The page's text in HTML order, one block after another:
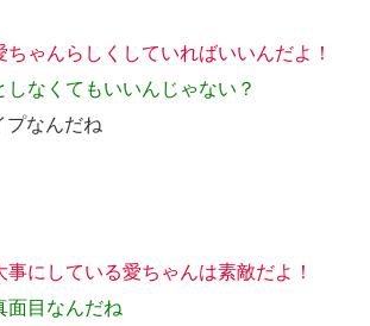
ゃんらしくしていればいいんだよ！
なくてもいいんじゃない？
プなんだね
にしている愛ちゃんは素敵だよ！
目なんだね